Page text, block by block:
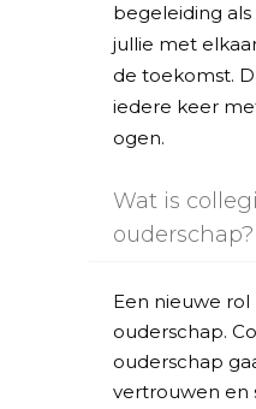
begeleiding
jullie met
de toekomst.
iedere keer
ogen.
Wat is
ouderschap?
Een nieuwe
ouderschap.
ouderschap
vertrouwen en